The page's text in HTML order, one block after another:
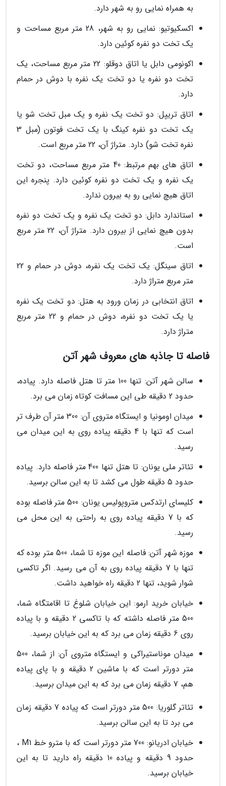
به همراه نمایی رو به شهر دارد.
اکسکیوتیو: نمایی رو به شهر، 28 متر مربع مساحت و
یک تخت دو نفره کوئین دارد.
اکونومی دابل یا اتاق دوقلو: 22 متر مربع مساحت، یک
تخت دو نفره یا دو تخت یک نفره با دوش در حمام
دارد.
اتاق تریپل: دو تخت یک نفره و یک مبل تخت شو یا
یک تخت دو نفره کینگ با یک تخت فوتون (مبل 3
نفره تخت شو) دارد. متراژ آن، 22 متر مربع است.
اتاق های بهم مرتبط: 40 متر مربع مساحت، دو تخت
یک نفره و یک تخت دو نفره کوئین دارد. پنجره این
اتاق هیچ نمایی رو به بیرون ندارد.
استاندارد دابل: دو تخت یک نفره و یک تخت دو نفره
بدون هیچ نمایی از بیرون دارد. متراژ آن، 22 متر مربع
است.
اتاق سینگل: یک تخت یک نفره، دوش در حمام و 22
متر مربع متراژ دارد.
اتاق انتخابی در زمان ورود به هتل: دو تخت یک نفره
یا یک تخت دو نفره، دوش در حمام و 22 متر مربع
متراژ دارد.
فاصله تا جاذبه های معروف شهر آتن
سالن شهر آتن: تنها 100 متر تا هتل فاصله دارد. پیاده،
حدود 2 دقیقه طی این مسافت کوتاه زمان می برد.
میدان اومونیا و ایستگاه متروی آن: 300 متر آن طرف تر
است که تنها با 4 دقیقه پیاده روی به این میدان می
رسید.
تئاتر ملی یونان: تا هتل تنها 400 متر فاصله دارد. پیاده
حدود 5 دقیقه طول می کشد تا به این سالن برسید.
کلیسای ارتدکس متروپولیس یونان: 500 متر فاصله بوده
که با 7 دقیقه پیاده روی به راحتی به این محل می
رسید.
موزه شهر آتن: فاصله این موزه تا شما، 500 متر بوده که
تنها با 7 دقیقه پیاده روی به آن می رسید. اگر تاکسی
شوار شوید، تنها 2 دقیقه راه خواهید داشت.
خیابان خرید ارمو: این خیابان شلوغ تا اقامتگاه شما،
500 متر فاصله داشته که با تاکسی 2 دقیقه و با پیاده
روی 6 دقیقه زمان می برد که به این خیابان برسید.
میدان موناستیراکی و ایستگاه متروی آن: از شما، 500
متر دورتر است که با ماشین 2 دقیقه و با پای پیاده
هم، 7 دقیقه زمان می برد که به این میدان برسید.
تئاتر گلوریا: 500 متر دورتر است که پیاده 7 دقیقه زمان
می برد تا به این سالن برسید.
خیابان ادریانو: 700 متر دورتر است که با مترو خط M1 ،
حدود 9 دقیقه و پیاده 10 دقیقه راه دارید تا به این
خیابان برسید.